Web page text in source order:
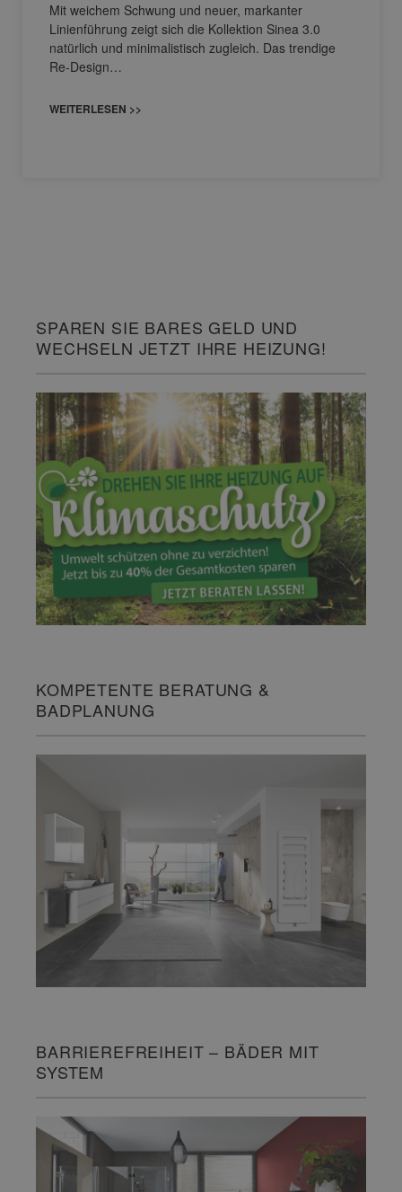
Mit weichem Schwung und neuer, markanter
Linienführung zeigt sich die Kollektion Sinea 3.0
natürlich und minimalistisch zugleich. Das trendige
Re-Design…
WEITERLESEN >>
SPAREN SIE BARES GELD UND
WECHSELN JETZT IHRE HEIZUNG!
KOMPETENTE BERATUNG &
BADPLANUNG
BARRIEREFREIHEIT – BÄDER MIT
SYSTEM